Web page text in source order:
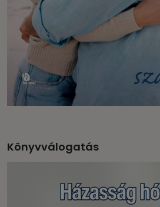
Könyvválogatás